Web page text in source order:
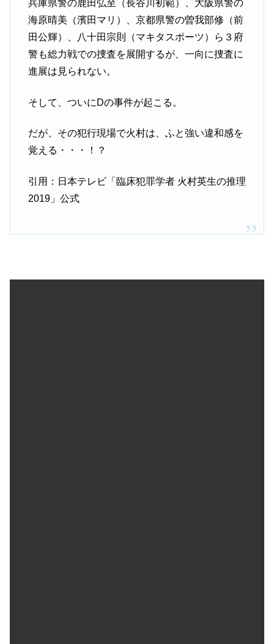
兵庫県警の鹿田弘至（長谷川初範）、大阪県警の
海原晴美（濱田マリ）、京都県警の曽我部修（前
田公輝）、八十田宗則（マキタスポーツ）ら３府
警も総力戦での捜査を展開するが、一向に捜査に
進展は見られない。
そして、ついにDの事件が起こる。
だが、その犯行現場で火村は、ふと強い違和感を
覚える・・・！？
引用：日本テレビ「臨床犯罪学者 火村英生の推理
2019」公式